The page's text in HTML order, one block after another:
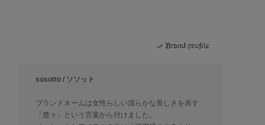
sosotto / ソソット
ブランドネームは女性らしい清らかな美しさを表す
「楚々」という言葉から付けました。